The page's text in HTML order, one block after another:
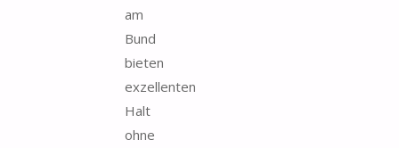
am
Bund
bieten
exzellenten
Halt
ohne